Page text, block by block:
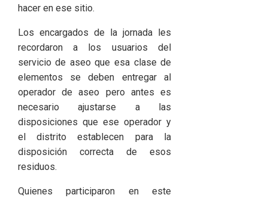
hacer en ese sitio.
Los encargados de la jornada les
recordaron a los usuarios del
servicio de aseo que esa clase de
elementos se deben entregar al
operador de aseo pero antes es
necesario ajustarse a las
disposiciones que ese operador y
el distrito establecen para la
disposición correcta de esos
residuos.
Quienes participaron en este